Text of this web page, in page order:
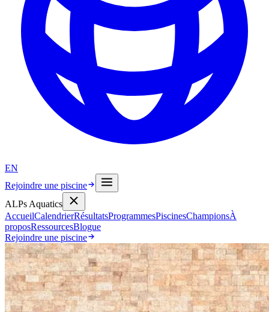
EN
Rejoindre une piscine
ALPs Aquatics
AccueilCalendrierRésultatsProgrammesPiscinesChampionsÀ
proposRessourcesBlogue
Rejoindre une piscine